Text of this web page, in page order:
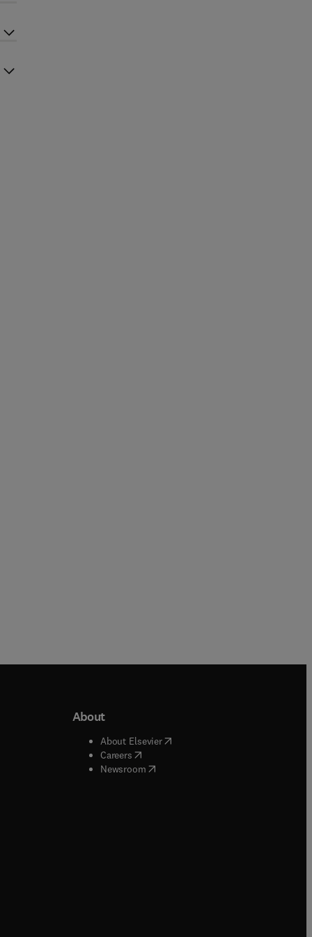
window
window
About
About Elsevier( opens in new tab/window
Careers( opens in new tab/window
Newsroom( opens in new tab/window